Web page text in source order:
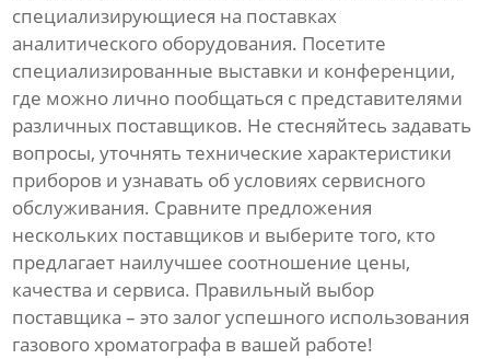
специализирующиеся на поставках
аналитического оборудования. Посетите
специализированные выставки и конференции,
где можно лично пообщаться с представителями
различных поставщиков. Не стесняйтесь задавать
вопросы, уточнять технические характеристики
приборов и узнавать об условиях сервисного
обслуживания. Сравните предложения
нескольких поставщиков и выберите того, кто
предлагает наилучшее соотношение цены,
качества и сервиса. Правильный выбор
поставщика – это залог успешного использования
газового хроматографа в вашей работе!